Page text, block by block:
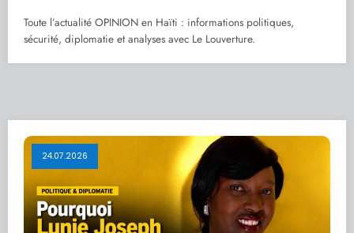
Toute l’actualité OPINION en Haïti : informations politiques,
sécurité, diplomatie et analyses avec Le Louverture.
24.07.2026